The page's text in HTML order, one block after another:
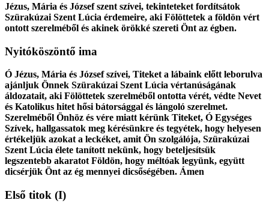
Jézus, Mária és József szent szívei, tekinteteket fordítsátok
Szürakúzai Szent Lúcia érdemeire, aki Fölöttetek a földön vért
ontott szerelméből és akinek örökké szereti Önt az égben.
Nyitóköszöntő ima
Ó Jézus, Mária és József szívei, Titeket a lábaink előtt leborulva
ajánljuk Önnek Szürakúzai Szent Lúcia vértanúságának
áldozatait, aki Fölöttetek szerelméből ontotta vérét, védte Nevet
és Katolikus hitet hősi bátorsággal és lángoló szerelmet.
Szerelméből Önhöz és vére miatt kérünk Titeket, Ó Egységes
Szívek, hallgassatok meg kérésünkre és tegyétek, hogy helyesen
értékeljük azokat a leckéket, amit Ön szolgálója, Szürakúzai
Szent Lúcia élete tanított nekünk, hogy beteljesítsük
legszentebb akaratot Földön, hogy méltóak legyünk, együtt
dicsérjük Önt az ég mennyei dicsőségében. Ámen
Első titok (I)